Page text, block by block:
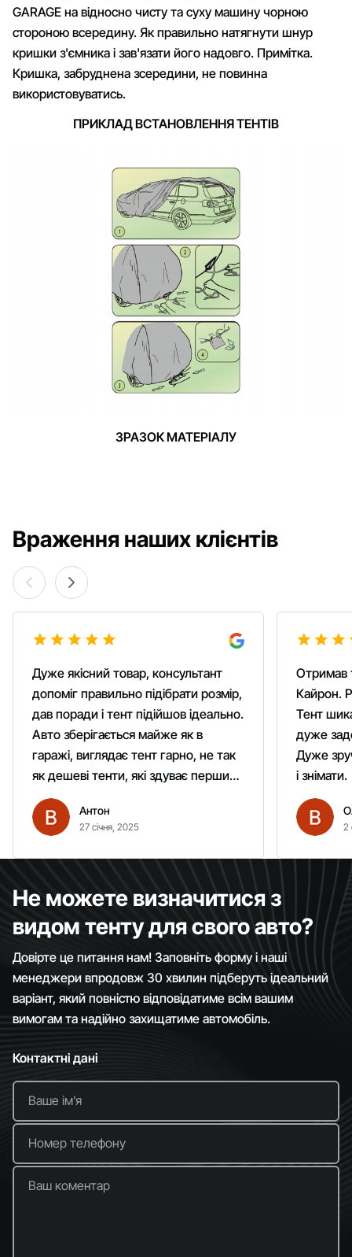
GARAGE на відносно чисту та суху машину чорною
стороною всередину. Як правильно натягнути шнур
кришки з'ємника і зав'язати його надовго. Примітка.
Кришка, забруднена зсередини, не повинна
використовуватись.
ПРИКЛАД ВСТАНОВЛЕННЯ ТЕНТІВ
ЗРАЗОК МАТЕРІАЛУ
Враження наших клієнтів
Дуже якісний товар, консультант
допоміг правильно підібрати розмір,
дав поради і тент підійшов ідеально.
Авто зберігається майже як в
гаражі, виглядає тент гарно, не так
як дешеві тенти, які здуває першим
вітром. Гарно кріпиться.
Рекомендую однозначно!
Антон
27 січня, 2025
Отримав
Кайрон.
Тент
дуже
Дуже
і знімати.
2
Не можете визначитися з
видом тенту для свого авто?
Довірте це питання нам! Заповніть форму і наші
менеджери впродовж 30 хвилин підберуть ідеальний
варіант, який повністю відповідатиме всім вашим
вимогам та надійно захищатиме автомобіль.
Контактні дані
Ваше імʼя
Номер телефону
Ваш коментар